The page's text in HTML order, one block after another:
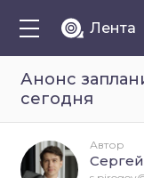
Лента
Анонс
сегодня
Автор